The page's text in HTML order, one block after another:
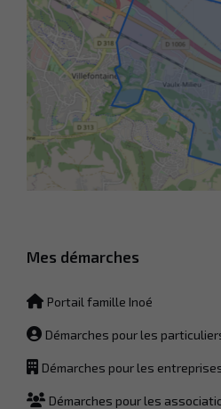
Mes démarches
Portail famille Inoé
Démarches pour les
Démarches pour les
Démarches pour les